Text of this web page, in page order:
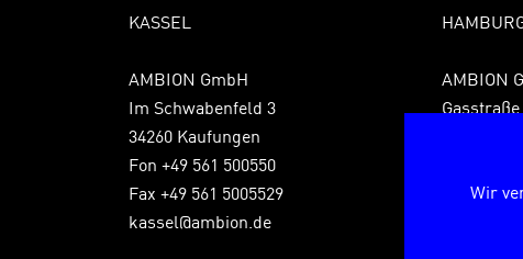
Wir
KASSEL
AMBION GmbH
Im Schwabenfeld 3
34260 Kaufungen
Fon +49 561 500550
Fax +49 561 5005529
kassel@ambion.de
AMBION
Gasstraße
Fax +49